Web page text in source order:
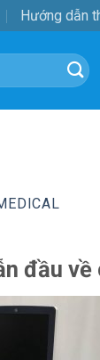
Hướng dẫn
đầu về